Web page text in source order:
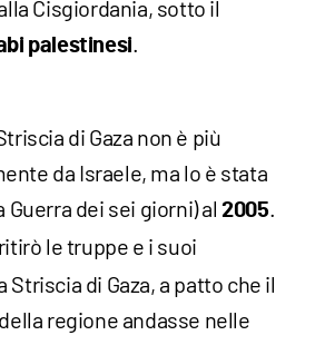
Cisgiordania, sotto il
palestinesi.
di Gaza non è più
da Israele, ma lo è stata
dei sei giorni) al 2005.
le truppe e i suoi
di Gaza, a patto che il
regione andasse nelle